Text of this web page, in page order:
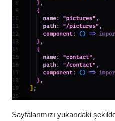
Sayfalarımızı yukarıdaki